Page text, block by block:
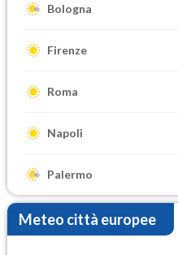
Bologna
Firenze
Roma
Napoli
Palermo
Meteo città europee